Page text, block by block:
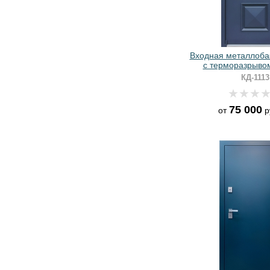
Входная
с
порошковымКД-1113
от75 000